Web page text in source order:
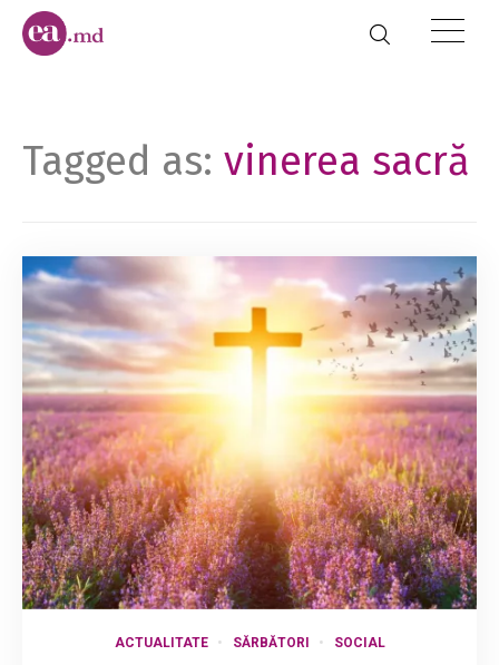
Tagged as: vinerea sacră
ACTUALITATE SĂRBĂTORI SOCIAL